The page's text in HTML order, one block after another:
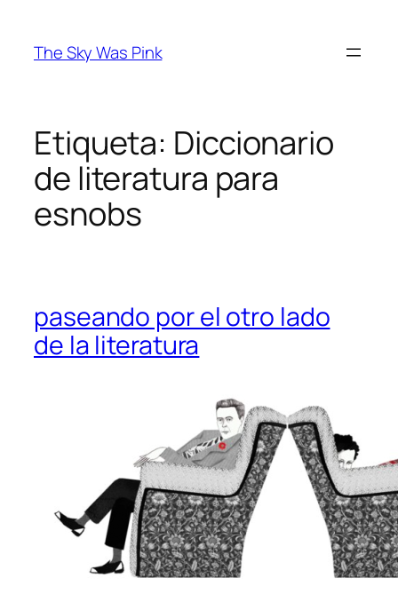
contenido
The Sky Was Pink
Etiqueta: Diccionario
de literatura para
esnobs
paseando por el otro lado
de la literatura